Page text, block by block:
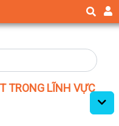
TRONG LĨNH VỰC